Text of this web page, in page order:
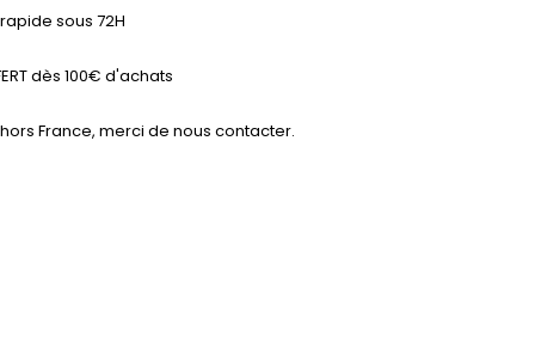
sous 72H
dès 100€ d'achats
France, merci de nous contacter.